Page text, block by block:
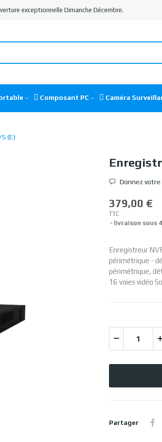
exceptionnelle Dimanche Décembre.
Composant PC Caméra
(E)
Donnez votre
379,00 €
TTC
livraison sous
Enregistreur
périmétrique -
périmétrique,
16 voies vidéo
Partager